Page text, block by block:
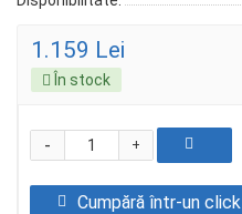
1.159 Lei
În stock
+
-
Cumpără într-un click